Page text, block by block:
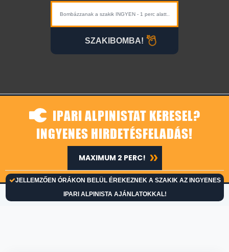
SZAKIBOMBA!
IPARI ALPINISTAT KERESEL?
INGYENES HIRDETÉSFELADÁS!
JELLEMZŐEN ÓRÁKON BELÜL ÉREKEZNEK A SZAKIK AZ INGYENES
IPARI ALPINISTA AJÁNLATOKKAL!
MAXIMUM 2 PERC!